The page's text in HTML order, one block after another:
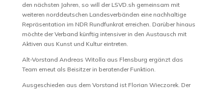
den nächsten Jahren, so will der LSVD.sh gemeinsam mit
weiteren norddeutschen Landesverbänden eine nachhaltige
Repräsentation im NDR Rundfunkrat erreichen. Darüber hinaus
möchte der Verband künftig intensiver in den Austausch mit
Aktiven aus Kunst und Kultur eintreten.
Alt-Vorstand Andreas Witolla aus Flensburg ergänzt das
Team erneut als Beisitzer in beratender Funktion.
Ausgeschieden aus dem Vorstand ist Florian Wieczorek. Der